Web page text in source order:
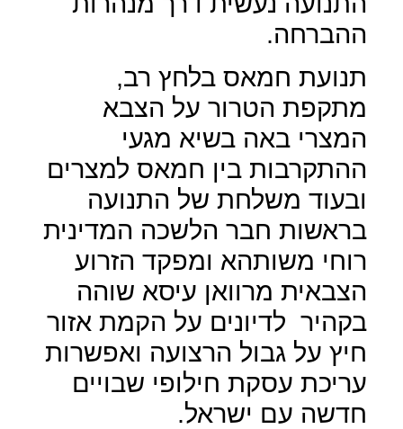
ההברחה.
תנועת חמאס בלחץ רב,
מתקפת הטרור על הצבא
המצרי באה בשיא מגעי
ההתקרבות בין חמאס למצרים
ובעוד משלחת של התנועה
בראשות חבר הלשכה המדינית
רוחי משותהא ומפקד הזרוע
הצבאית מרוואן עיסא שוהה
בקהיר לדיונים על הקמת אזור
חיץ על גבול הרצועה ואפשרות
עריכת עסקת חילופי שבויים
חדשה עם ישראל.